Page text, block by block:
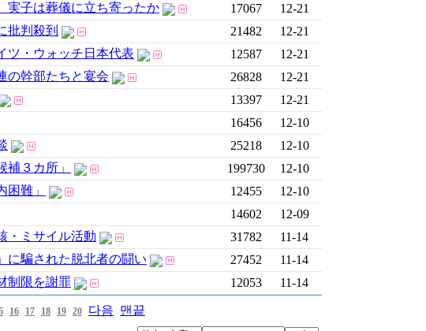
実子は葬儀に立ち寄ったか 17067
12-21
批判殺到 21482
12-21
・ウォッチ日本代表 12587
12-21
の幹部たちと宴会 26828
12-21
13397
12-21
16456
12-10
25218
12-10
３カ所」 199730
12-10
難」 12455
12-10
14602
12-09
・ミサイル活動 31782
11-14
騙された脱北者の闘い 27452
11-14
制限を謝罪 12053 11-14
16 17 18 19 20 다음 맨끝